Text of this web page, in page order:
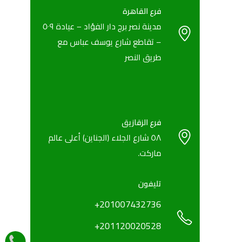
فرع القاهرة
مدينة نصر برج دار الفؤاد – عيادة ٥٠٩
– تقاطع شارع يوسف عباس مع
طريق النصر
فرع الزقازيق
٥٨ شارع الجلاء (الجناين) أعلى عالم
ماركت.
تليفون
+201007432736
+201120020528